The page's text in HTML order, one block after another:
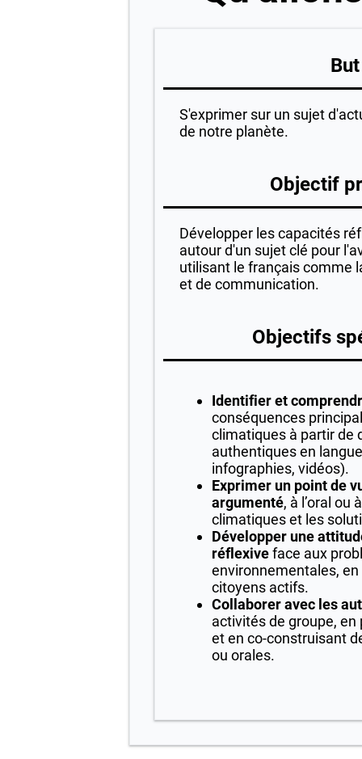
But
S'exprimer sur un sujet
de notre planète.
Objectif
Développer les capacités
autour d'un sujet clé pour
utilisant le français comme
et de communication.
Objectifs sp
Identifier et
conséquences
climatiques à partir de
authentiques en
infographies, vidéos).
Exprimer un point de
argumenté, à l’oral ou
climatiques et les
Développer une
réflexiveface aux
environnementales,
citoyens actifs.
Collaborer avec les
activités de groupe,
et en co-construisant
ou orales.